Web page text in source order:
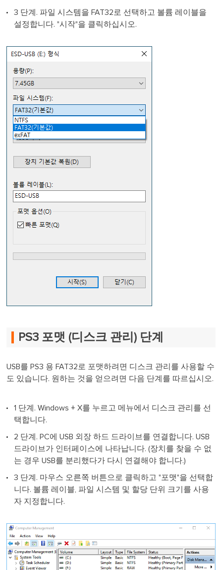
3 단계. 파일 시스템을 FAT32로 선택하고 볼륨 레이블을
설정합니다. "시작"을 클릭하십시오.
PS3 포맷 (디스크 관리) 단계
USB를 PS3 용 FAT32로 포맷하려면 디스크 관리를 사용할 수
도 있습니다. 원하는 것을 얻으려면 다음 단계를 따르십시오.
1 단계. Windows + X를 누르고 메뉴에서 디스크 관리를 선
택합니다.
2 단계. PC에 USB 외장 하드 드라이브를 연결합니다. USB
드라이브가 인터페이스에 나타납니다. (장치를 찾을 수 없
는 경우 USB를 분리했다가 다시 연결해야 합니다.)
3 단계. 마우스 오른쪽 버튼으로 클릭하고 "포맷"을 선택합
니다. 볼륨 레이블, 파일 시스템 및 할당 단위 크기를 사용
자 지정합니다.